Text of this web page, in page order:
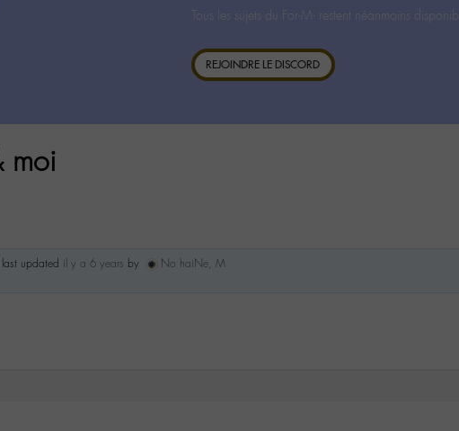
Tous les sujets du For-M- restent néanmoins
REJOINDRE LE DISCORD
moi
updated il y a 6 years by
No haiNe, M